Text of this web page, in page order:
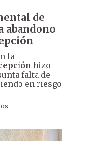
de
abandono
la
hizo
falta de
en riesgo